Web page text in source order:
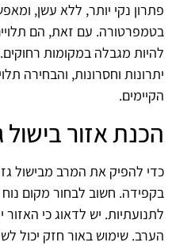
פתרון נקי יותר, ללא עשן,
בטמפרטורה. עם זאת, הם
להיות מגבלה במקומות
יתרונות וחסרונות, והבחירה
הקיימים.
הכנת אזור בישול
כדי להפיק את המרב מבישול גז
בקפידה. חשוב לבחור מקום
לתנועתיות. יש לדאוג כי
הערב. שימוש באור חזק יכול